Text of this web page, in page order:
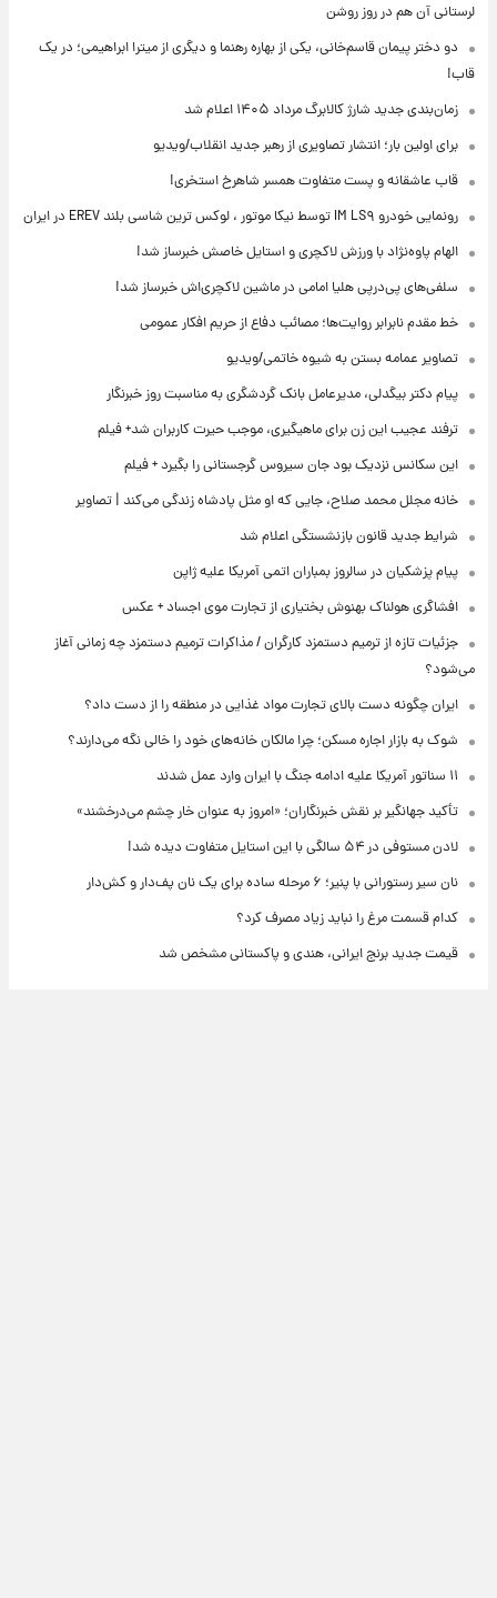
لرستانی آن هم در روز روشن
دو دختر پیمان قاسم‌خانی، یکی از بهاره رهنما و دیگری از میترا ابراهیمی؛ در یک
قاب!
زمان‌بندی جدید شارژ کالابرگ مرداد ۱۴۰۵ اعلام شد
برای اولین بار؛ انتشار تصاویری از رهبر جدید انقلاب/ویدیو
قاب عاشقانه و پست متفاوت همسر شاهرخ استخری!
رونمایی خودرو IM LS۹ توسط نیکا موتور ، لوکس ترین شاسی بلند EREV در ایران
الهام پاوه‌نژاد با ورزش لاکچری و استایل خاصش خبرساز شد!
سلفی‌های پی‌درپی هلیا امامی در ماشین لاکچری‌اش خبرساز شد!
خط مقدم نابرابر روایت‌ها؛ مصائب دفاع از حریم افکار عمومی
تصاویر عمامه بستن به شیوه خاتمی/ویدیو
پیام دکتر بیگدلی، مدیرعامل بانک گردشگری به مناسبت روز خبرنگار
ترفند عجیب این زن برای ماهیگیری، موجب حیرت کاربران شد+ فیلم
این سکانس نزدیک بود جان سیروس گرجستانی را بگیرد + فیلم
خانه مجلل محمد صلاح، جایی که او مثل پادشاه زندگی می‌کند | تصاویر
شرایط جدید قانون بازنشستگی اعلام شد
پیام پزشکیان در سالروز بمباران اتمی آمریکا علیه ژاپن
افشاگری هولناک بهنوش بختیاری از تجارت موی اجساد + عکس
جزئیات تازه از ترمیم دستمزد کارگران / مذاکرات ترمیم دستمزد چه زمانی آغاز
می‌شود؟
ایران چگونه دست بالای تجارت مواد غذایی در منطقه را از دست داد؟
شوک به بازار اجاره مسکن؛ چرا مالکان خانه‌های خود را خالی نگه می‌دارند؟
۱۱ سناتور آمریکا علیه ادامه جنگ با ایران وارد عمل شدند
تأکید جهانگیر بر نقش خبرنگاران؛ «امروز به عنوان خار چشم می‌درخشند»
لادن مستوفی در ۵۴ سالگی با این استایل متفاوت دیده شد!
نان سیر رستورانی با پنیر؛ ۶ مرحله ساده برای یک نان پف‌دار و کش‌دار
کدام قسمت مرغ را نباید زیاد مصرف کرد؟
قیمت جدید برنج ایرانی، هندی و پاکستانی مشخص شد